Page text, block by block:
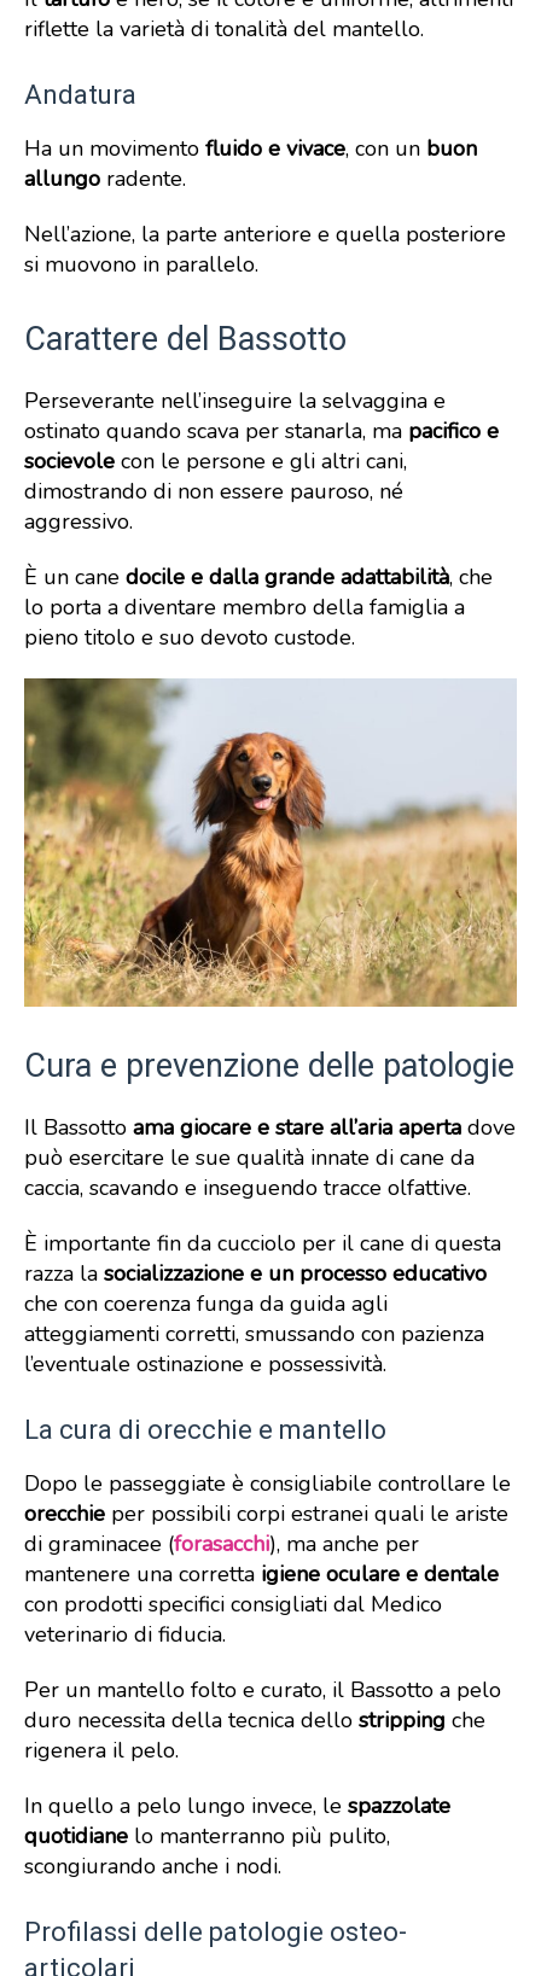
riflette la varietà di tonalità del mantello.
Andatura
Ha un movimento fluido e vivace, con un buon
allungo radente.
Nell’azione, la parte anteriore e quella posteriore
si muovono in parallelo.
Carattere del Bassotto
Perseverante nell’inseguire la selvaggina e
ostinato quando scava per stanarla, ma pacifico e
socievole con le persone e gli altri cani,
dimostrando di non essere pauroso, né
aggressivo.
È un cane docile e dalla grande adattabilità, che
lo porta a diventare membro della famiglia a
pieno titolo e suo devoto custode.
Cura e prevenzione delle patologie
Il Bassotto ama giocare e stare all’aria aperta dove
può esercitare le sue qualità innate di cane da
caccia, scavando e inseguendo tracce olfattive.
È importante fin da cucciolo per il cane di questa
razza la socializzazione e un processo educativo
che con coerenza funga da guida agli
atteggiamenti corretti, smussando con pazienza
l’eventuale ostinazione e possessività.
La cura di orecchie e mantello
Dopo le passeggiate è consigliabile controllare le
orecchie per possibili corpi estranei quali le ariste
di graminacee (forasacchi), ma anche per
mantenere una corretta igiene oculare e dentale
con prodotti specifici consigliati dal Medico
veterinario di fiducia.
Per un mantello folto e curato, il Bassotto a pelo
duro necessita della tecnica dello stripping che
rigenera il pelo.
In quello a pelo lungo invece, le spazzolate
quotidiane lo manterranno più pulito,
scongiurando anche i nodi.
Profilassi delle patologie osteo-
articolari